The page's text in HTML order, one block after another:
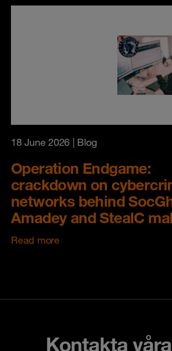
18 June 2026 | Blog
Operation Endgame:
crackdown on
networks behind
Amadey and StealC
Read more
Kontakta